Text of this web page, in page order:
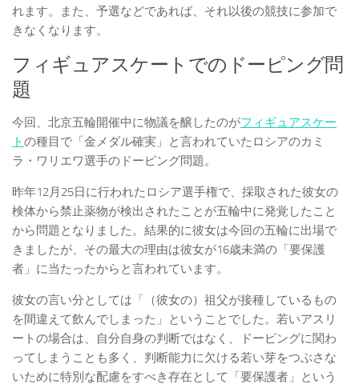
れます。また、予選などであれば、それ以後の競技に参加で
きなくなります。
フィギュアスケートでのドーピング問
題
今回、北京五輪開催中に物議を醸したのがフィギュアスケー
トの種目で「金メダル確実」と言われていたロシアのカミ
ラ・ワリエワ選手のドーピング問題。
昨年12月25日に行われたロシア選手権で、採取された彼女の
検体から禁止薬物が検出されたことが五輪中に発覚したこと
から問題となりました。結果的に彼女は今回の五輪に出場で
きましたが、その最大の理由は彼女が16歳未満の「要保護
者」に当たったからと言われています。
彼女の言い分としては「（彼女の）祖父が接種しているもの
を間違えて飲んでしまった」ということでした。若いアスリ
ートの場合は、自分自身の判断ではなく、ドーピングに関わ
ってしまうことも多く、判断能力に欠ける若い芽をつぶさな
いために特別な配慮をすべき存在として「要保護者」という